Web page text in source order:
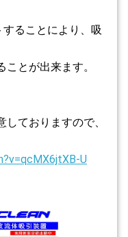
ることにより、吸
とが出来ます。
ておりますので、
U